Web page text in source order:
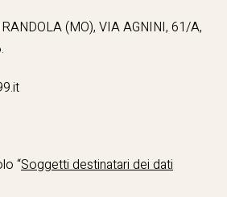
(MO), VIA AGNINI, 61/A,
“Soggetti destinatari dei dati